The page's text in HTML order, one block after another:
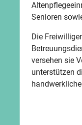
Senioren
Die
versehen sie
unterstützen